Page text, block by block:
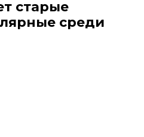
старые
среди